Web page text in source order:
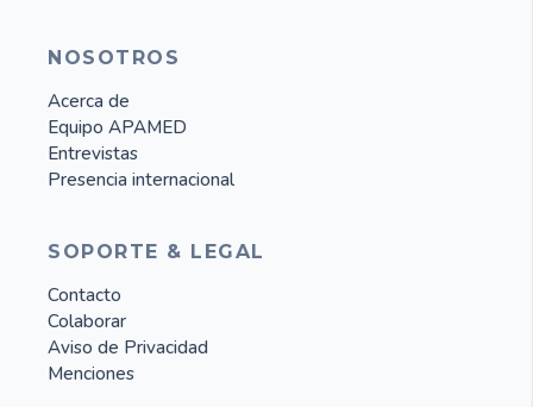
NOSOTROS
Acerca de
Equipo APAMED
Entrevistas
Presencia internacional
SOPORTE & LEGAL
Contacto
Colaborar
Aviso de Privacidad
Menciones